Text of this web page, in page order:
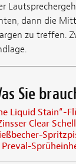
dann die
zu treffen.
Sie
Liquid Stain“-
Clear
Preval-